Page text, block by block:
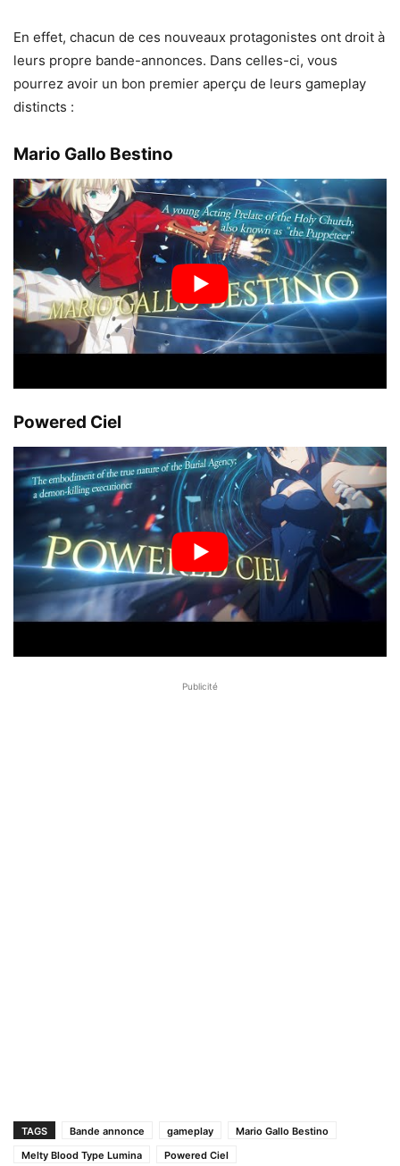
En effet, chacun de ces nouveaux protagonistes ont droit à
leurs propre bande-annonces. Dans celles-ci, vous
pourrez avoir un bon premier aperçu de leurs gameplay
distincts :
Mario Gallo Bestino
Powered Ciel
Publicité
TAGS Bande annonce gameplay
Mario Gallo Bestino
Melty Blood Type Lumina
Powered Ciel